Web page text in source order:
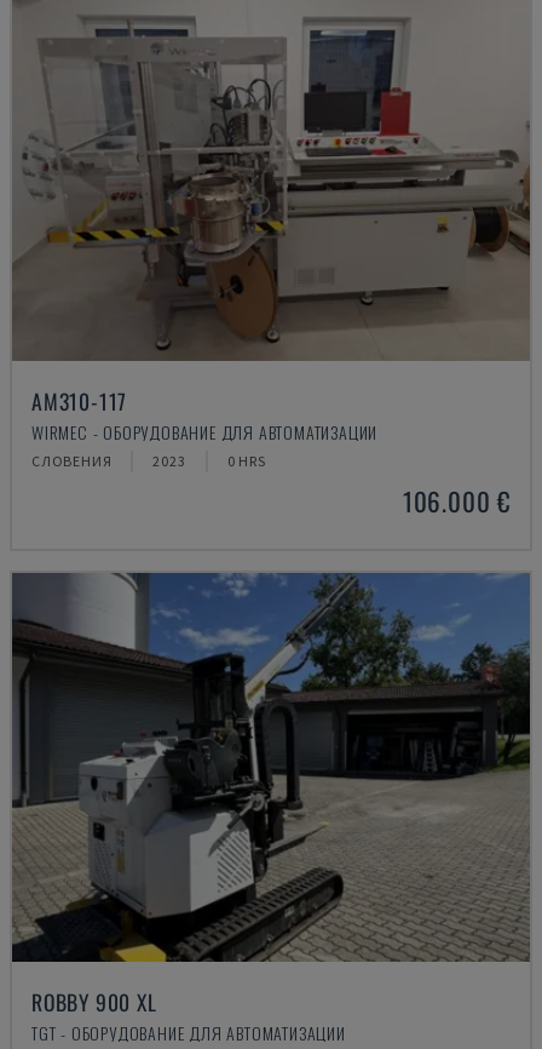
AM310-117
WIRMEC - ОБОРУДОВАНИЕ ДЛЯ АВТОМАТИЗАЦИИ
СЛОВЕНИЯ 2023 0 HRS
106.000 €
ROBBY 900 XL
TGT - ОБОРУДОВАНИЕ ДЛЯ АВТОМАТИЗАЦИИ